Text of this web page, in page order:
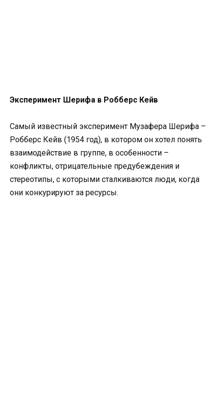
Эксперимент Шерифа в Робберс Кейв
Самый известный эксперимент Музафера Шерифа –
Робберс Кейв (1954 год), в котором он хотел понять
взаимодействие в группе, в особенности –
конфликты, отрицательные предубеждения и
стереотипы, с которыми сталкиваются люди, когда
они конкурируют за ресурсы.